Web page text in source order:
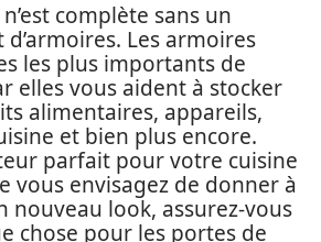
complète sans un
Les armoires
les plus importants de
elles vous aident à stocker
alimentaires, appareils,
et bien plus encore.
parfait pour votre cuisine
vous envisagez de donner à
nouveau look, assurez-vous
chose pour les portes de